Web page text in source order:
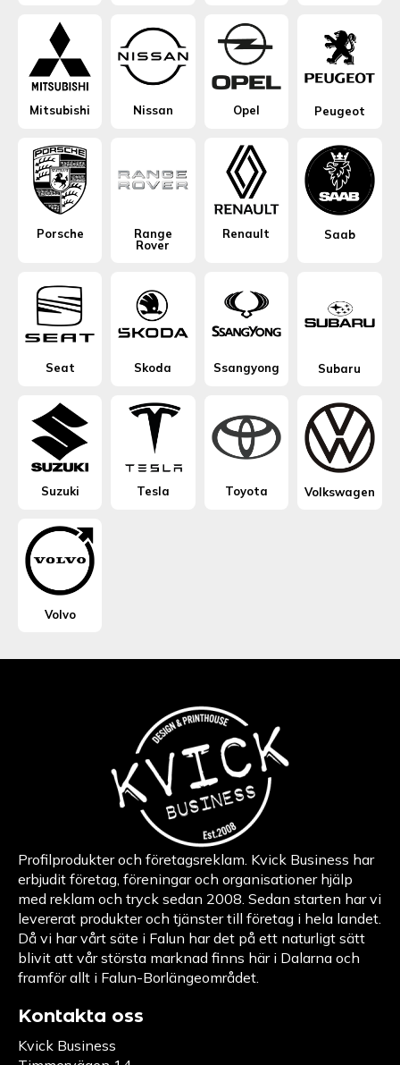
Mitsubishi Nissan Opel Peugeot
Porsche
Range
Rover
Renault Saab
Seat Skoda Ssangyong Subaru
Suzuki Tesla Toyota Volkswagen
Volvo
Profilprodukter och företagsreklam. Kvick Business har
erbjudit företag, föreningar och organisationer hjälp
med reklam och tryck sedan 2008. Sedan starten har vi
levererat produkter och tjänster till företag i hela landet.
Då vi har vårt säte i Falun har det på ett naturligt sätt
blivit att vår största marknad finns här i Dalarna och
framför allt i Falun-Borlängeområdet.
Kontakta oss
Kvick Business